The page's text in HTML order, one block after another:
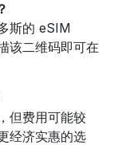
斯的 eSIM
该二维码即可在
但费用可能较
经济实惠的选